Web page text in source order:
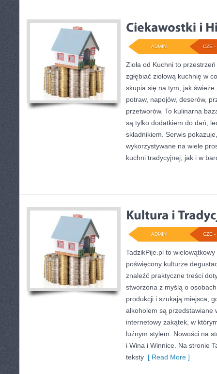
CZE -
ADMIN
Zioła od Kuchni to
zgłębiać ziołową kuchnię w
skupia się na tym, jak świeże
potraw, napojów, deserów,
przetworów. To kulinarna
są tylko dodatkiem do dań,
składnikiem. Serwis
wykorzystywane na wiele
kuchni tradycyjnej, jak i w
CZE -
ADMIN
TadzikPije.pl to
poświęcony kulturze
znaleźć praktyczne treści
stworzona z myślą o
produkcji i szukają miejsca,
alkoholem są przedstawiane
internetowy zakątek, w
luźnym stylem. Nowości na
i Wina i Winnice. Na stronie
teksty [ Read More ]